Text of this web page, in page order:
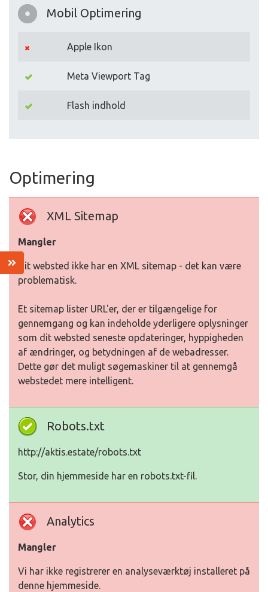
Mobil Optimering
Apple Ikon
Meta Viewport Tag
Flash indhold
Optimering
XML Sitemap
Mangler
Dit websted ikke har en XML sitemap - det kan være
problematisk.
Et sitemap lister URL'er, der er tilgængelige for
gennemgang og kan indeholde yderligere oplysninger
som dit websted seneste opdateringer, hyppigheden
af ændringer, og betydningen af de webadresser.
Dette gør det muligt søgemaskiner til at gennemgå
webstedet mere intelligent.
Robots.txt
http://aktis.estate/robots.txt
Stor, din hjemmeside har en robots.txt-fil.
Analytics
Mangler
Vi har ikke registrerer en analyseværktøj installeret på
denne hjemmeside.